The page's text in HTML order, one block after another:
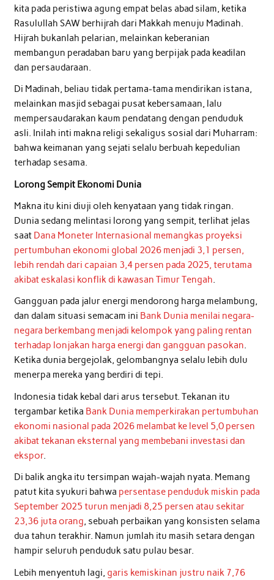
kita pada peristiwa agung empat belas abad silam, ketika
Rasulullah SAW berhijrah dari Makkah menuju Madinah.
Hijrah bukanlah pelarian, melainkan keberanian
membangun peradaban baru yang berpijak pada keadilan
dan persaudaraan.
Di Madinah, beliau tidak pertama-tama mendirikan istana,
melainkan masjid sebagai pusat kebersamaan, lalu
mempersaudarakan kaum pendatang dengan penduduk
asli. Inilah inti makna religi sekaligus sosial dari Muharram:
bahwa keimanan yang sejati selalu berbuah kepedulian
terhadap sesama.
Lorong Sempit Ekonomi Dunia
Makna itu kini diuji oleh kenyataan yang tidak ringan.
Dunia sedang melintasi lorong yang sempit, terlihat jelas
saat Dana Moneter Internasional memangkas proyeksi
pertumbuhan ekonomi global 2026 menjadi 3,1 persen,
lebih rendah dari capaian 3,4 persen pada 2025, terutama
akibat eskalasi konflik di kawasan Timur Tengah.
Gangguan pada jalur energi mendorong harga melambung,
dan dalam situasi semacam ini Bank Dunia menilai negara-
negara berkembang menjadi kelompok yang paling rentan
terhadap lonjakan harga energi dan gangguan pasokan.
Ketika dunia bergejolak, gelombangnya selalu lebih dulu
menerpa mereka yang berdiri di tepi.
Indonesia tidak kebal dari arus tersebut. Tekanan itu
tergambar ketika Bank Dunia memperkirakan pertumbuhan
ekonomi nasional pada 2026 melambat ke level 5,0 persen
akibat tekanan eksternal yang membebani investasi dan
ekspor.
Di balik angka itu tersimpan wajah-wajah nyata. Memang
patut kita syukuri bahwa persentase penduduk miskin pada
September 2025 turun menjadi 8,25 persen atau sekitar
23,36 juta orang, sebuah perbaikan yang konsisten selama
dua tahun terakhir. Namun jumlah itu masih setara dengan
hampir seluruh penduduk satu pulau besar.
Lebih menyentuh lagi, garis kemiskinan justru naik 7,76